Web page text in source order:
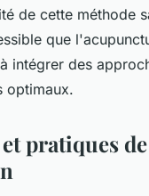
de cette méthode
que
intégrer des
optimaux.
pratiques de